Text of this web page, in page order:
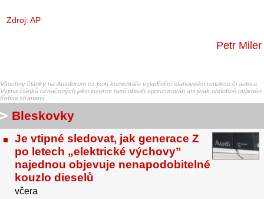
Zdroj: AP
Petr Miler
Všechny články na Autoforum.cz jsou komentáře vyjadřující stanovisko redakce či autora.
Vyjma článků označených jako inzerce není obsah sponzorován ani jinak obdobně ovlivněn
třetími stranami.
Bleskovky
Je vtipné sledovat, jak generace Z
po letech „elektrické výchovy”
najednou objevuje nenapodobitelné
kouzlo dieselů
včera